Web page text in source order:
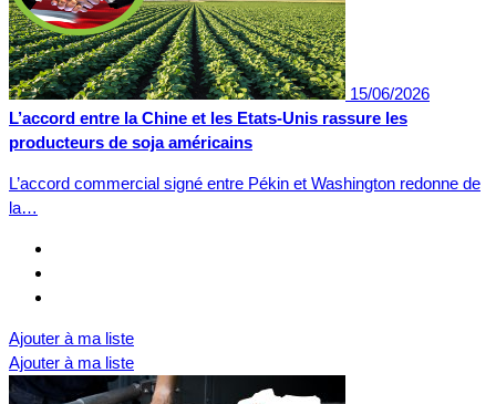
15/06/2026
L’accord entre la Chine et les Etats-Unis rassure les
producteurs de soja américains
L’accord commercial signé entre Pékin et Washington redonne de
la…
Ajouter à ma liste
Ajouter à ma liste